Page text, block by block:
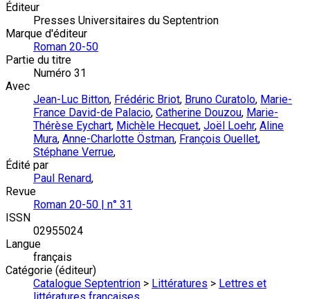
Éditeur
Presses Universitaires du Septentrion
Marque d'éditeur
Roman 20-50
Partie du titre
Numéro 31
Avec
Jean-Luc Bitton, Frédéric Briot, Bruno Curatolo, Marie-
France David-de Palacio, Catherine Douzou, Marie-
Thérèse Eychart, Michèle Hecquet, Joël Loehr, Aline
Mura, Anne-Charlotte Östman, François Ouellet,
Stéphane Verrue,
Édité par
Paul Renard,
Revue
Roman 20-50 | n° 31
ISSN
02955024
Langue
français
Catégorie (éditeur)
Catalogue Septentrion > Littératures > Lettres et